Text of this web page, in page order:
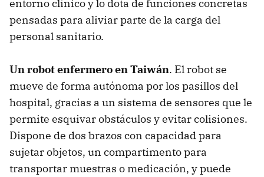
entorno clínico y lo dota de funciones concretas
pensadas para aliviar parte de la carga del
personal sanitario.
Un robot enfermero en Taiwán. El robot se
mueve de forma autónoma por los pasillos del
hospital, gracias a un sistema de sensores que le
permite esquivar obstáculos y evitar colisiones.
Dispone de dos brazos con capacidad para
sujetar objetos, un compartimento para
transportar muestras o medicación, y puede